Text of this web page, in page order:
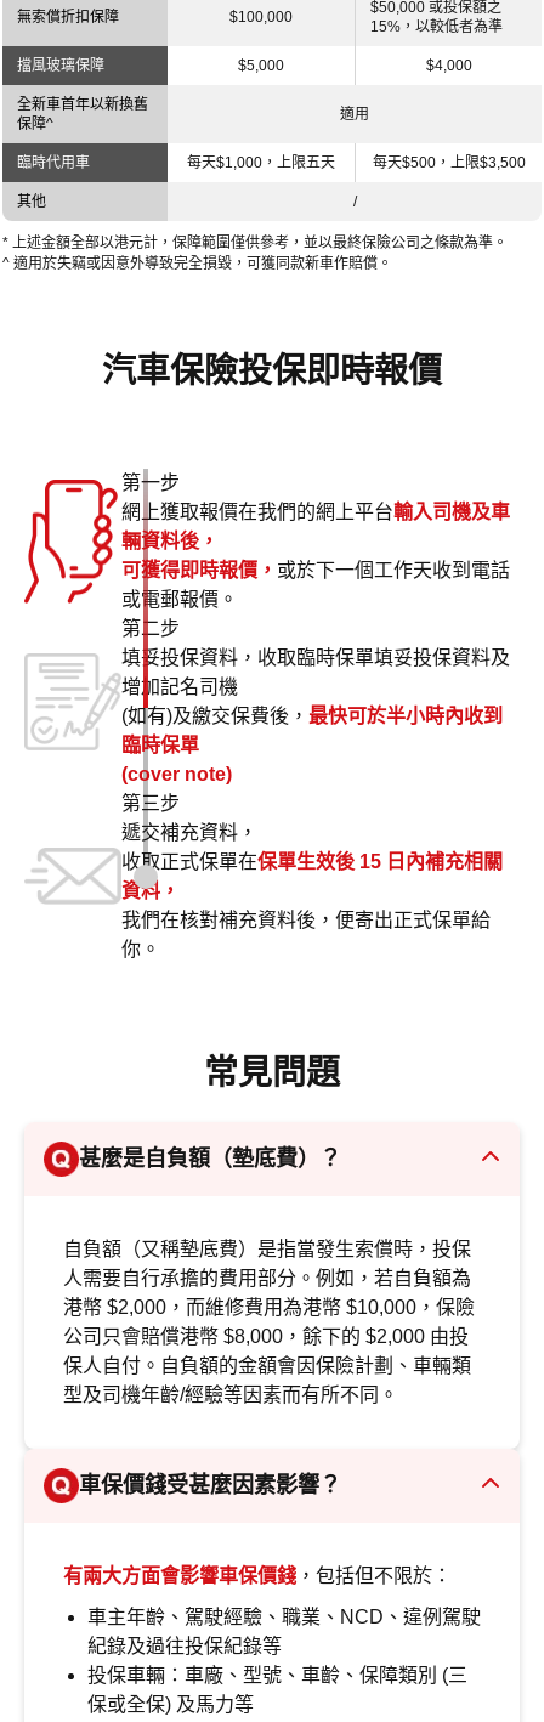
無索償折扣保障 $100,000
$50,000 或投保額之
15%，以較低者為準
擋風玻璃保障 $5,000 $4,000
全新車首年以新換舊
保障^
適用
臨時代用車 每天$1,000，上限五天 每天$500，上限$3,500
其他 /
* 上述金額全部以港元計，保障範圍僅供參考，並以最終保險公司之條款為準。
^ 適用於失竊或因意外導致完全損毀，可獲同款新車作賠償。
汽車保險投保即時報價
第一步
網上獲取報價在我們的網上平台輸入司機及車
輛資料後，
可獲得即時報價， 或於下一個工作天收到電話
或電郵報價。
第二步
填妥投保資料，收取臨時保單填妥投保資料及
增加記名司機
(如有)及繳交保費後， 最快可於半小時內收到
臨時保單
(cover note)
第三步
遞交補充資料，
收取正式保單在保單生效後 15 日內補充相關
資料，
我們在核對補充資料後，便寄出正式保單給
你。
常見問題
甚麼是自負額（墊底費）？
自負額（又稱墊底費）是指當發生索償時，投保
人需要自行承擔的費用部分。例如，若自負額為
港幣 $2,000，而維修費用為港幣 $10,000，保險
公司只會賠償港幣 $8,000，餘下的 $2,000 由投
保人自付。自負額的金額會因保險計劃、車輛類
型及司機年齡/經驗等因素而有所不同。
車保價錢受甚麼因素影響？
有兩大方面會影響車保價錢 ，包括但不限於：
車主年齡、駕駛經驗、職業、NCD、違例駕駛
紀錄及過往投保紀錄等
投保車輛：車廠、型號、車齡、保障類別 (三
保或全保) 及馬力等